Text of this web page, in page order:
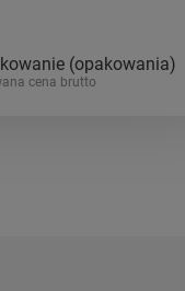
(opakowania)
cena brutto